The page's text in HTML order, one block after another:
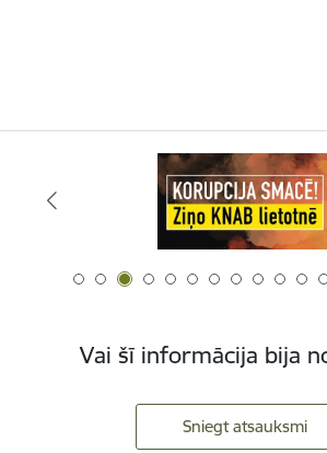
Vai šī informācija bija
Sniegt atsauksmi